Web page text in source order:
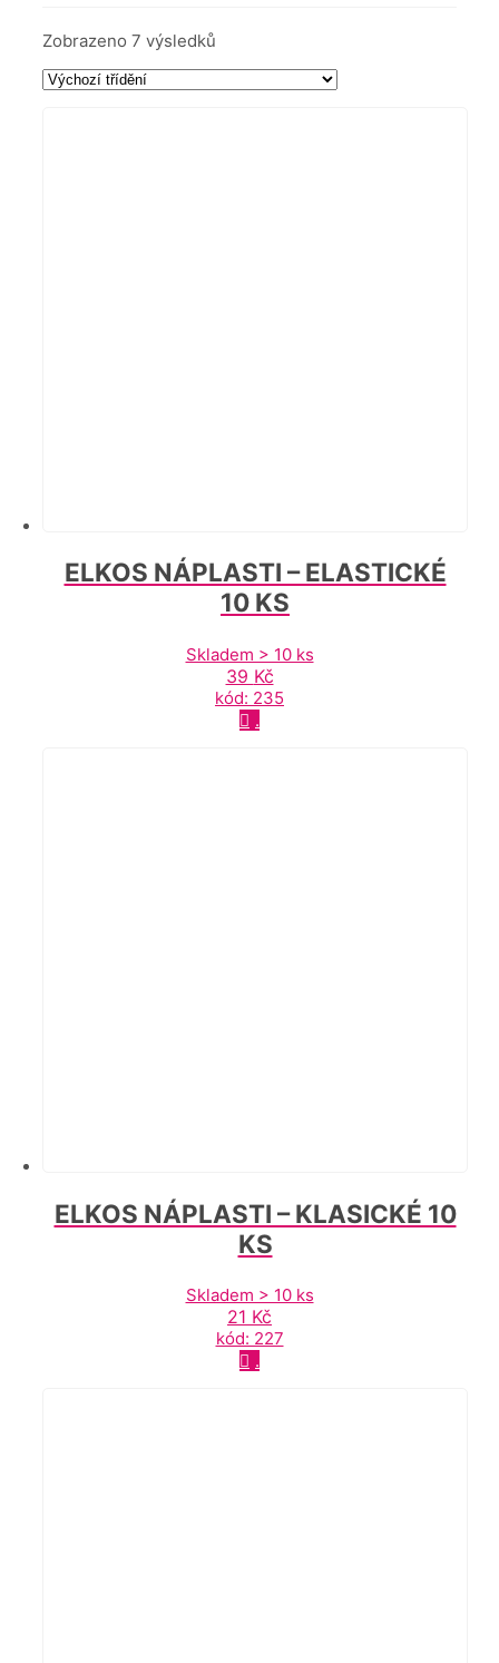
Zobrazeno 7 výsledků
ELKOS NÁPLASTI – ELASTICKÉ
10 KS
Skladem > 10 ks
39 Kč
kód: 235
.
ELKOS NÁPLASTI – KLASICKÉ 10
KS
Skladem > 10 ks
21 Kč
kód: 227
.